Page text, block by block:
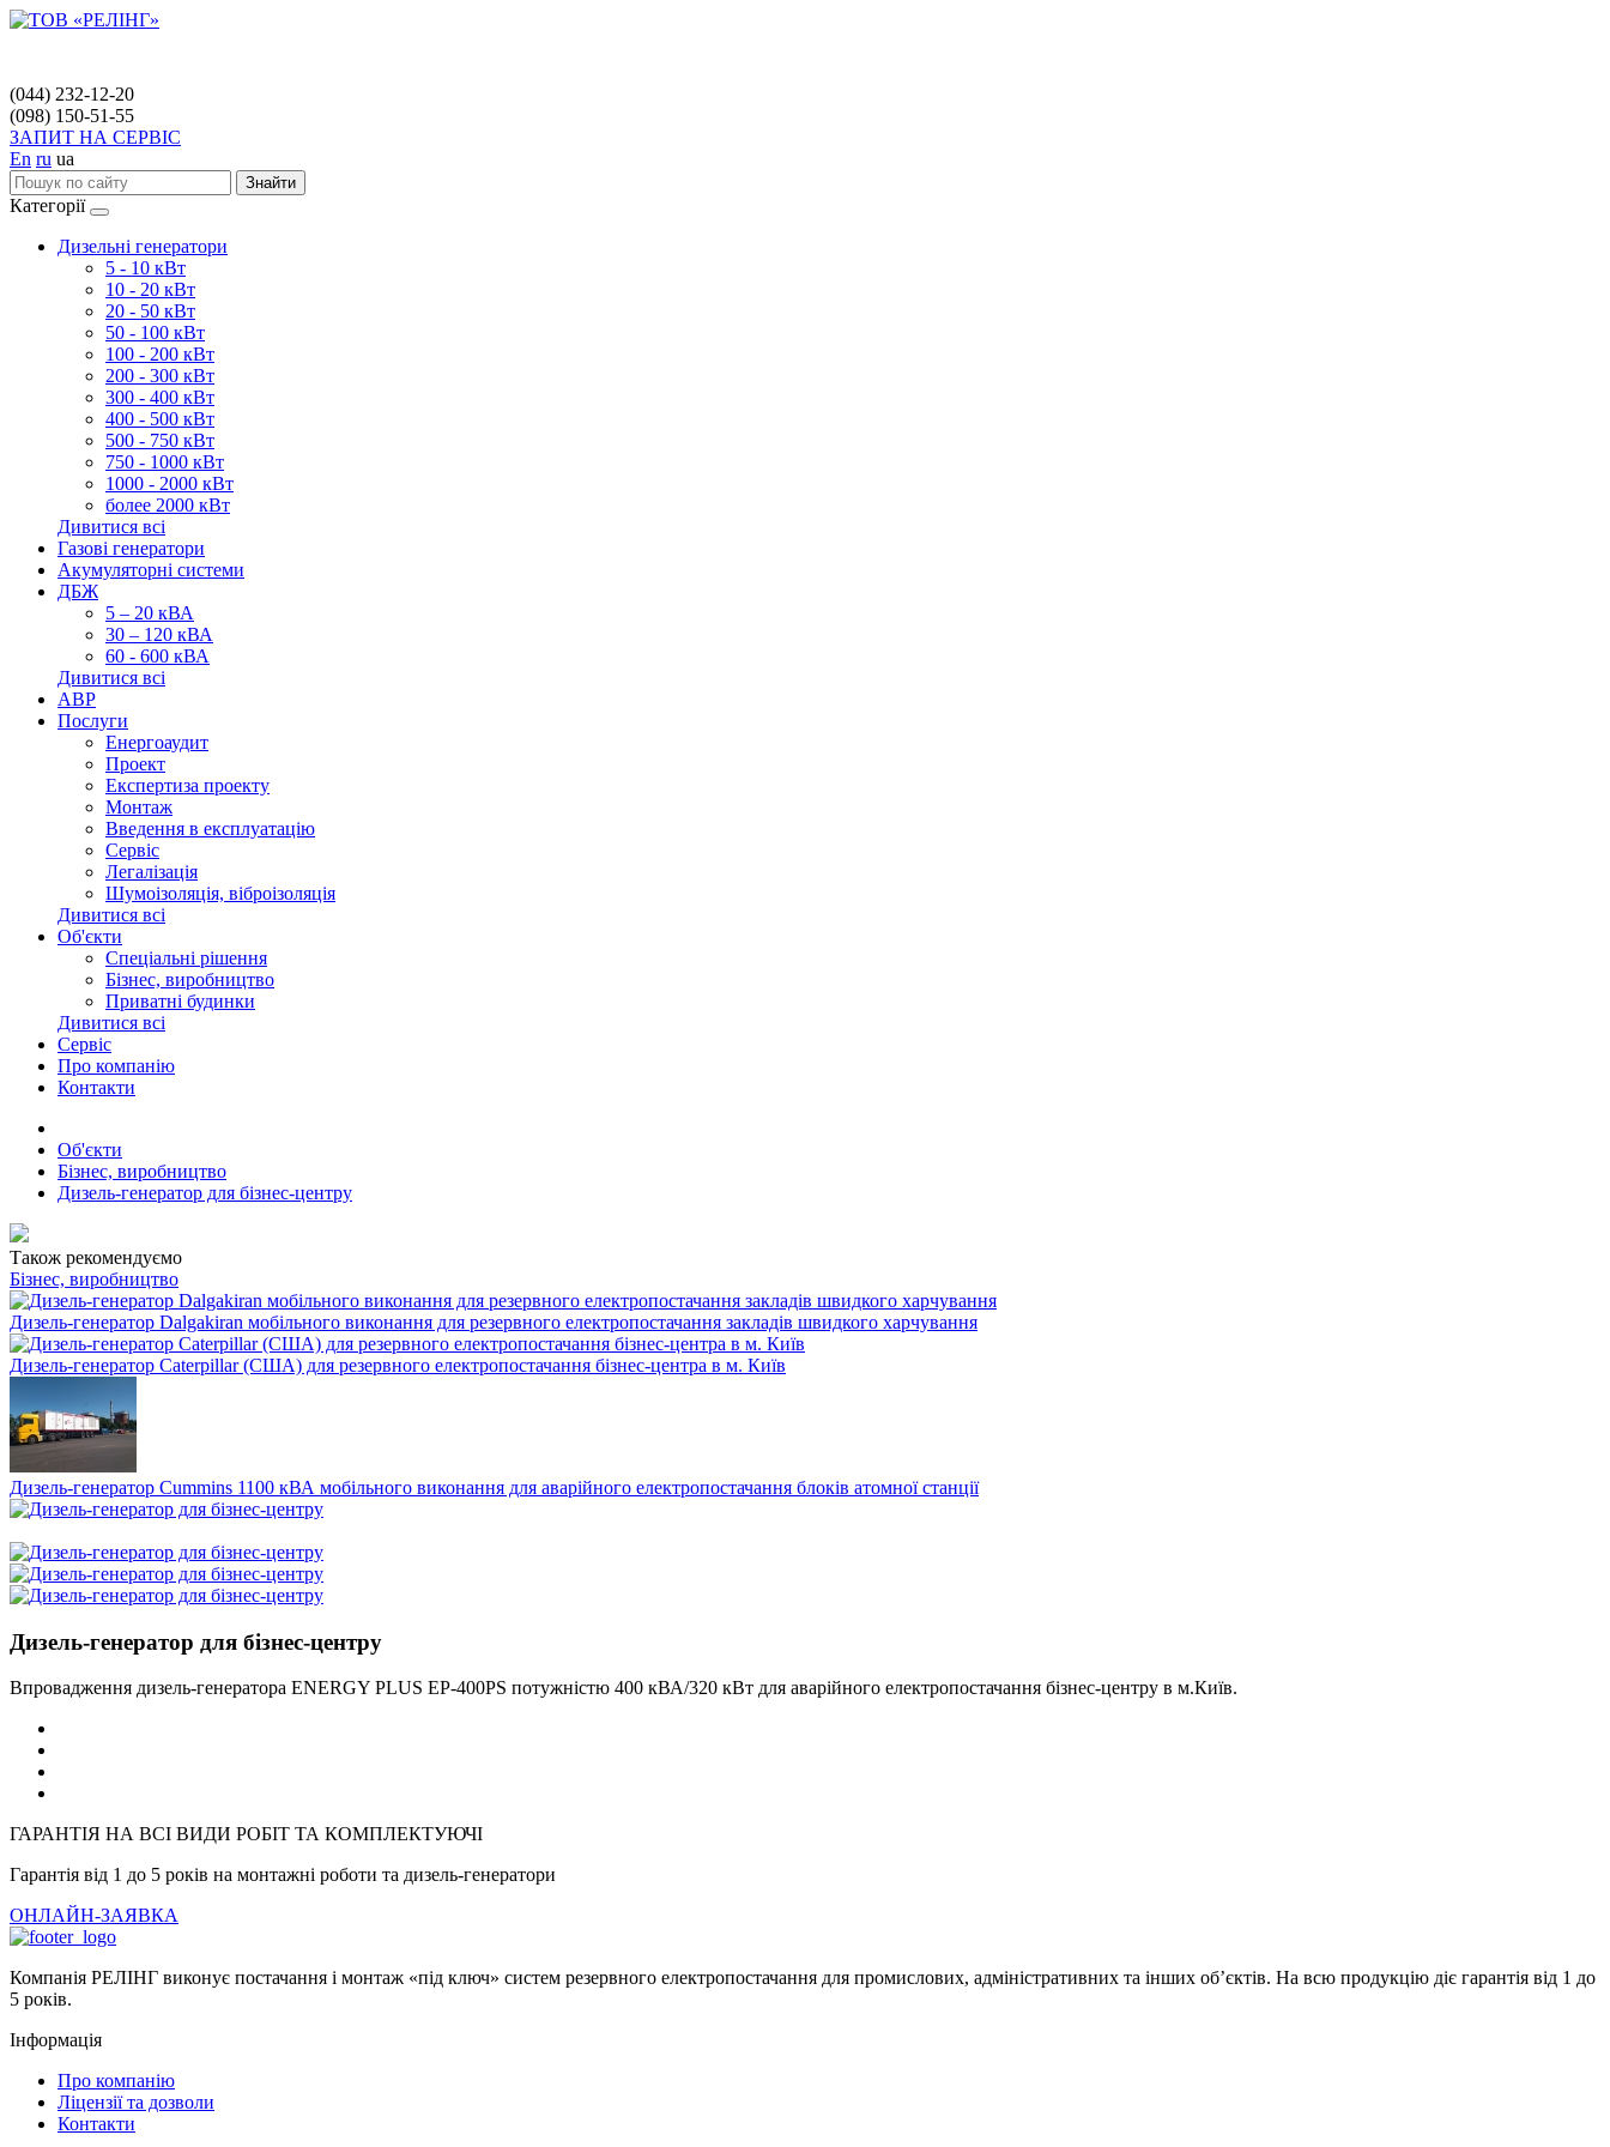
(044) 232-12-20
(098) 150-51-55
ЗАПИТ НА СЕРВІС
En ru ua
Знайти
Категорії
Дизельні генератори
5 - 10 кВт
10 - 20 кВт
20 - 50 кВт
50 - 100 кВт
100 - 200 кВт
200 - 300 кВт
300 - 400 кВт
400 - 500 кВт
500 - 750 кВт
750 - 1000 кВт
1000 - 2000 кВт
более 2000 кВт
Дивитися всі
Газові генератори
Акумуляторні системи
ДБЖ
5 – 20 кВА
30 – 120 кВА
60 - 600 кВА
Дивитися всі
АВР
Послуги
Енергоаудит
Проект
Експертиза проекту
Монтаж
Введення в експлуатацію
Сервіс
Легалізація
Шумоізоляція, віброізоляція
Дивитися всі
Об'єкти
Спеціальні рішення
Бізнес, виробництво
Приватні будинки
Дивитися всі
Сервіс
Про компанію
Контакти
Об'єкти
Бізнес, виробництво
Дизель-генератор для бізнес-центру
Також рекомендуємо
Бізнес, виробництво
Дизель-генератор Dalgakiran мобільного виконання для резервного електропостачання закладів швидкого харчування
Дизель-генератор Caterpillar (США) для резервного електропостачання бізнес-центра в м. Київ
Дизель-генератор Cummins 1100 кВА мобільного виконання для аварійного електропостачання блоків атомної станції
Дизель-генератор для бізнес-центру
Впровадження дизель-генератора ENERGY PLUS EP-400PS потужністю 400 кВА/320 кВт для аварійного електропостачання бізнес-центру в м.Київ.
ГАРАНТІЯ НА ВСІ ВИДИ РОБІТ ТА КОМПЛЕКТУЮЧІ
Гарантія від 1 до 5 років на монтажні роботи та дизель-генератори
ОНЛАЙН-ЗАЯВКА
Компанія РЕЛІНГ виконує постачання і монтаж «під ключ» систем резервного електропостачання для промислових, адміністративних та інших об’єктів. На всю продукцію діє гарантія від 1 до
5 років.
Інформація
Про компанію
Ліцензії та дозволи
Контакти